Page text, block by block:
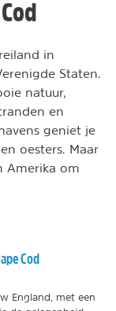
in
Staten.
natuur,
en
geniet je
oesters. Maar
Amerika om
Cod
England, met een